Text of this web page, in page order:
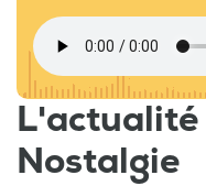
L'actualité
Nostalgie